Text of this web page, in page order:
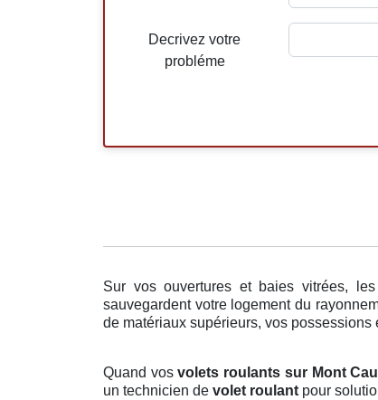
Decrivez votre
probléme
Sur vos ouvertures et baies vitrées,
sauvegardent votre logement du
de matériaux supérieurs, vos possessions
Quand vosvolets roulants sur Mont
un technicien de volet roulant pour